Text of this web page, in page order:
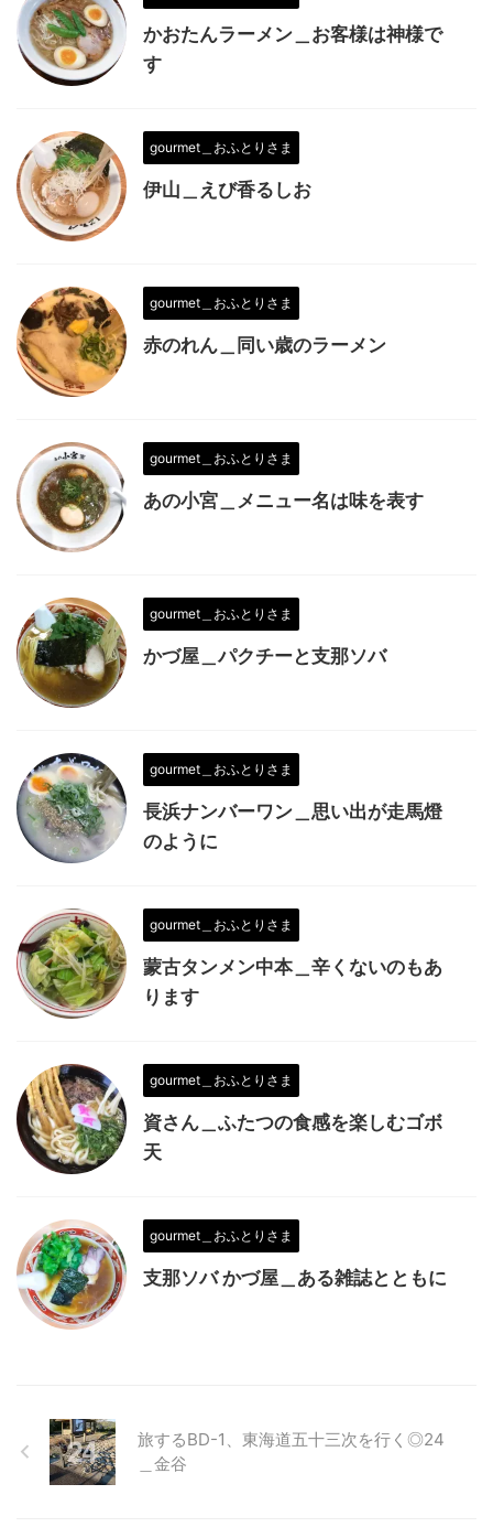
かおたんラーメン＿お客様は神様で
す
gourmet＿おふとりさま
伊山＿えび香るしお
gourmet＿おふとりさま
赤のれん＿同い歳のラーメン
gourmet＿おふとりさま
あの小宮＿メニュー名は味を表す
gourmet＿おふとりさま
かづ屋＿パクチーと支那ソバ
gourmet＿おふとりさま
長浜ナンバーワン＿思い出が走馬燈
のように
gourmet＿おふとりさま
蒙古タンメン中本＿辛くないのもあ
ります
gourmet＿おふとりさま
資さん＿ふたつの食感を楽しむゴボ
天
gourmet＿おふとりさま
支那ソバ かづ屋＿ある雑誌とともに
旅するBD-1、東海道五十三次を行く◎24
＿金谷